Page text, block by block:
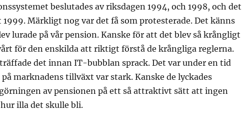
beslutades av riksdagen 1994, och 1998, och det
Märkligt nog var det få som protesterade. Det känns
lurade på vår pension. Kanske för att det blev så krångligt
för den enskilda att riktigt förstå de krångliga reglerna.
det innan IT-bubblan sprack. Det var under en tid
marknadens tillväxt var stark. Kanske de lyckades
av pensionen på ett så attraktivt sätt att ingen
illa det skulle bli.